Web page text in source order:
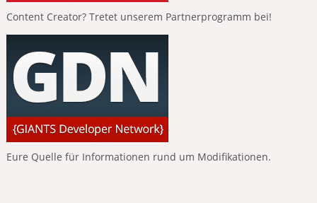
Content Creator? Tretet unserem Partnerprogramm bei!
Eure Quelle für Informationen rund um Modifikationen.